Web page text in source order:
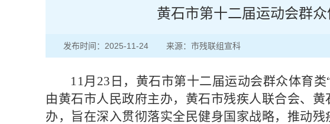
黄石市第十二届运动会群
发布时间：2025-11-24 来源：市残联组宣科
11月23日，黄石市第十二届运动会群众体育
由黄石市人民政府主办，黄石市残疾人联合会、
办，旨在深入贯彻落实全民健身国家战略，推动